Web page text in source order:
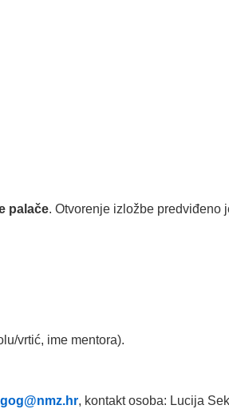
palače. Otvorenje izložbe predviđeno
vrtić, ime mentora).
, kontakt osoba: Lucija